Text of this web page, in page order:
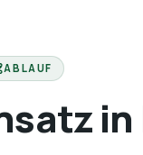
ABLAUF
in